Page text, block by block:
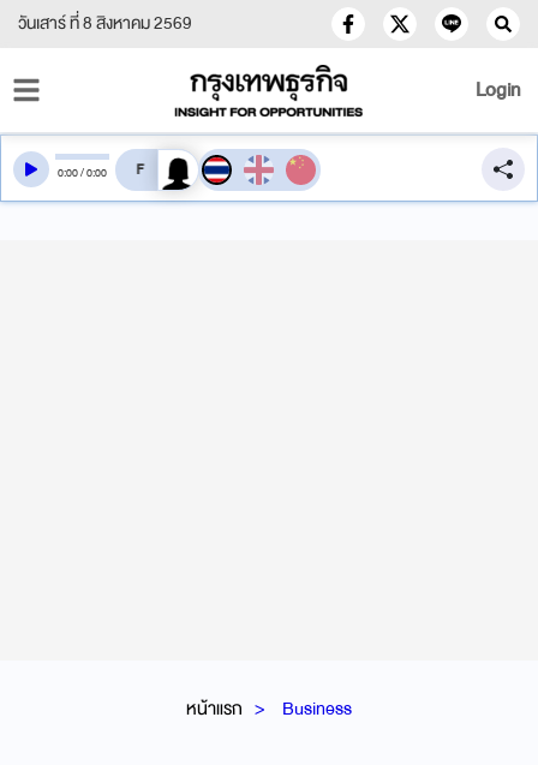
วันเสาร์ ที่ 8 สิงหาคม 2569
Login
หน้าแรก Business
0:00/0:00 สลับเสียงอ่าน